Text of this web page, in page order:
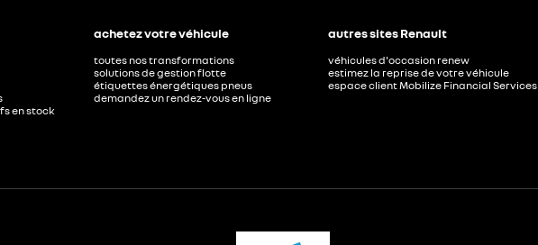
en stock
achetez votre véhicule
toutes nos transformations
solutions de gestion flotte
étiquettes énergétiques pneus
demandez un rendez-vous en ligne
autres sites Renault
véhicules d'occasion renew
estimez la reprise de votre véhicule
espace client Mobilize Financial Services